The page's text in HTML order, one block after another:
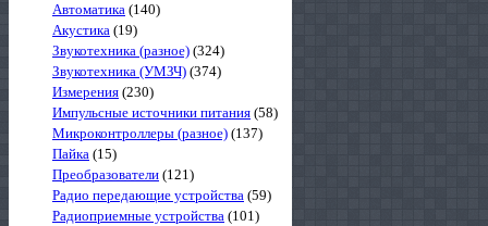
Автоматика (140)
Акустика (19)
Звукотехника (разное) (324)
Звукотехника (УМЗЧ) (374)
Измерения (230)
Импульсные источники питания (58)
Микроконтроллеры (разное) (137)
Пайка (15)
Преобразователи (121)
Радио передающие устройства (59)
Радиоприемные устройства (101)